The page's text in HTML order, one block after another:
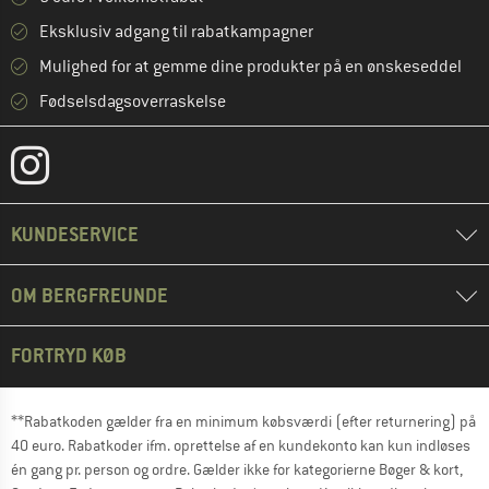
Eksklusiv adgang til rabatkampagner
Mulighed for at gemme dine produkter på en ønskeseddel
Fødselsdagsoverraskelse
KUNDESERVICE
OM BERGFREUNDE
FORTRYD KØB
**Rabatkoden gælder fra en minimum købsværdi (efter returnering) på
40 euro. Rabatkoder ifm. oprettelse af en kundekonto kan kun indløses
én gang pr. person og ordre. Gælder ikke for kategorierne Bøger & kort,